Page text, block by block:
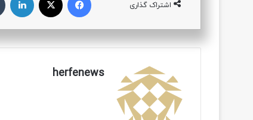
اشتراک گذاری
herfenews